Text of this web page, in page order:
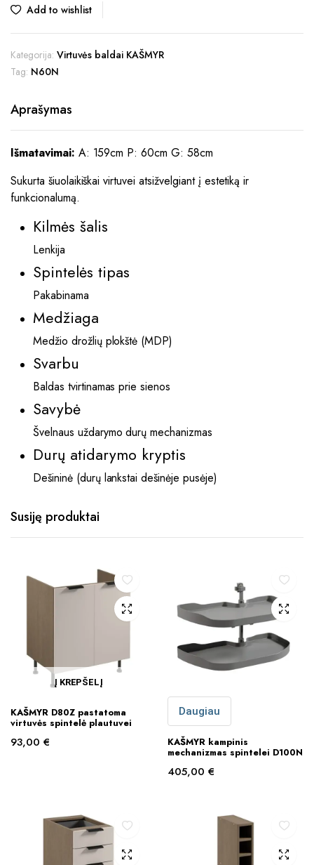
Add to wishlist
Kategorija: Virtuvės baldai KAŠMYR
Tag: N60N
Aprašymas
Išmatavimai: A: 159cm P: 60cm G: 58cm
Sukurta šiuolaikiškai virtuvei atsižvelgiant į estetiką ir
funkcionalumą.
Kilmės šalis
Lenkija
Spintelės tipas
Pakabinama
Medžiaga
Medžio drožlių plokštė (MDP)
Svarbu
Baldas tvirtinamas prie sienos
Savybė
Švelnaus uždarymo durų mechanizmas
Durų atidarymo kryptis
Dešininė (durų lankstai dešinėje pusėje)
Susiję produktai
Į KREPŠELĮ
KAŠMYR D80Z pastatoma
virtuvės spintelė plautuvei
93,00 €
Daugiau
KAŠMYR kampinis
mechanizmas spintelei D100N
405,00 €